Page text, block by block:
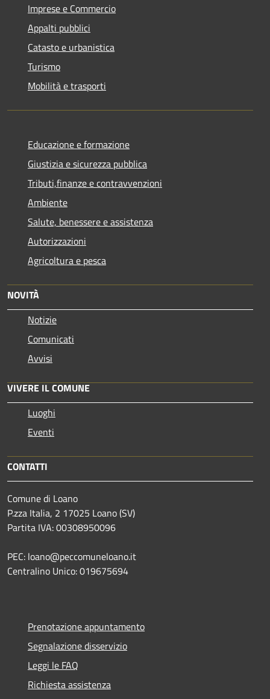
Imprese e Commercio
Appalti pubblici
Catasto e urbanistica
Turismo
Mobilità e trasporti
Educazione e formazione
Giustizia e sicurezza pubblica
Tributi,finanze e contravvenzioni
Ambiente
Salute, benessere e assistenza
Autorizzazioni
Agricoltura e pesca
NOVITÀ
Notizie
Comunicati
Avvisi
VIVERE IL COMUNE
Luoghi
Eventi
CONTATTI
Comune di Loano
P.zza Italia, 2 17025 Loano (SV)
Partita IVA: 00308950096
PEC: loano@peccomuneloano.it
Centralino Unico: 019675694
Prenotazione appuntamento
Segnalazione disservizio
Leggi le FAQ
Richiesta assistenza